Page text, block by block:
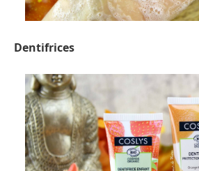
Dentifrices